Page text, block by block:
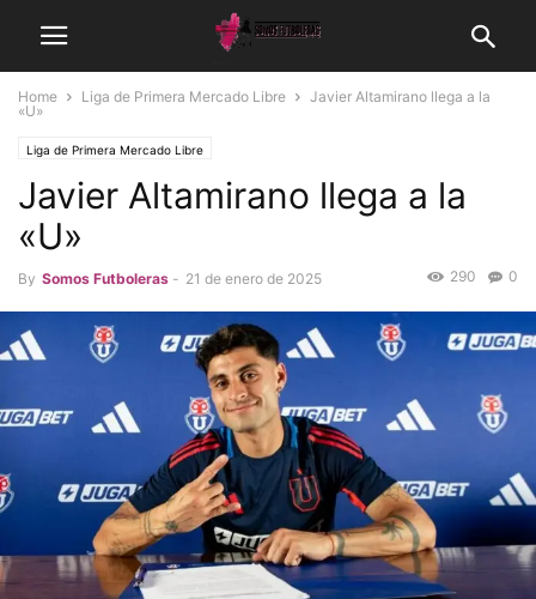
Home Liga de Primera Mercado Libre
Javier Altamirano llega a la
«U»
Liga de Primera Mercado Libre
Javier Altamirano llega a la
«U»
By Somos Futboleras - 21 de enero de 2025 0
290